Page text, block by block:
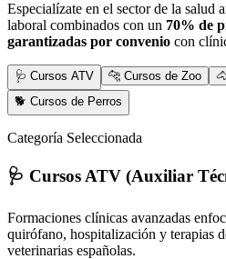
Especialízate en el sector de la salud
laboral combinados con un 70% de
garantizadas por convenio con
🩺 Cursos ATV 🐆 Cursos de Zoo
🐕 Cursos de Perros
Categoría Seleccionada
🩺 Cursos ATV (Auxiliar
Formaciones clínicas avanzadas
quirófano, hospitalización y terapias
veterinarias españolas.